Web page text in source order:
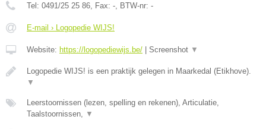
Tel: 0491/25 25 86, Fax: -, BTW-nr: -
E-mail › Logopedie WIJS!
Website: https://logopediewijs.be/ Screenshot ▼
Logopedie WIJS! is een praktijk gelegen in Maarkedal (Etikhove).
▼
Leerstoornissen (lezen, spelling en rekenen), Articulatie,
Taalstoornissen, ▼